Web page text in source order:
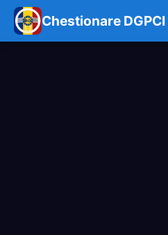
Chestionare DGPCI